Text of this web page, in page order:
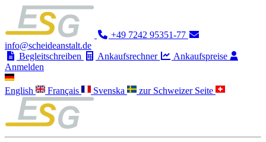
+49 7242 95351-77
info@scheideanstalt.de
Begleitschreiben
Ankaufsrechner
Ankaufspreise
Anmelden
English Français Svenska zur Schweizer Seite